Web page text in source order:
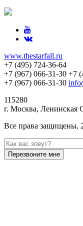
www.thestarfall.ru
+7 (495) 724-36-64
+7 (967) 066-31-30 +7
+7 (967) 066-31-30
115280
г. Москва, Ленинская
Все права защищены,